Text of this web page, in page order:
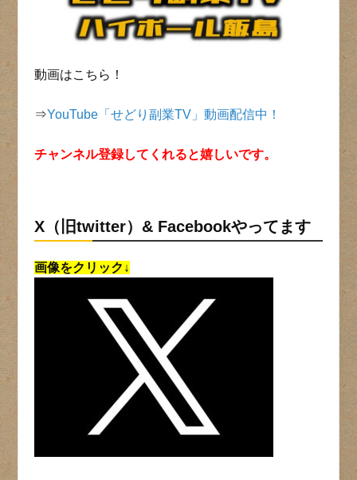
動画はこちら！
⇒YouTube「せどり副業TV」動画配信中！
チャンネル登録してくれると嬉しいです。
X（旧twitter）& Facebookやってます
画像をクリック↓